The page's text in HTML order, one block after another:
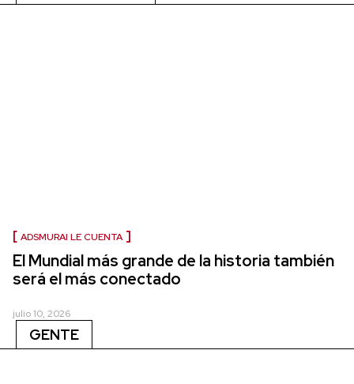
ADSMURAI LE CUENTA
El Mundial más grande de la historia también
será el más conectado
julio 10, 2026
GENTE